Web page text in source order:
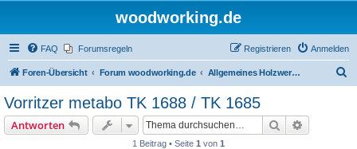
woodworking.de
FAQ Forumsregeln Anmelden
Registrieren
Foren-Übersicht Forum woodworking.de Allgemeines Holzwerkerforum - das laute Forum
Vorritzer metabo TK 1688 / TK 1685
Antworten Suche
1 Beitrag • Seite 1 von 1